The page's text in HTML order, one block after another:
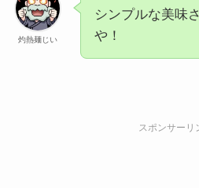
灼熱麺じい
シンプルな美味
や！
スポンサーリ